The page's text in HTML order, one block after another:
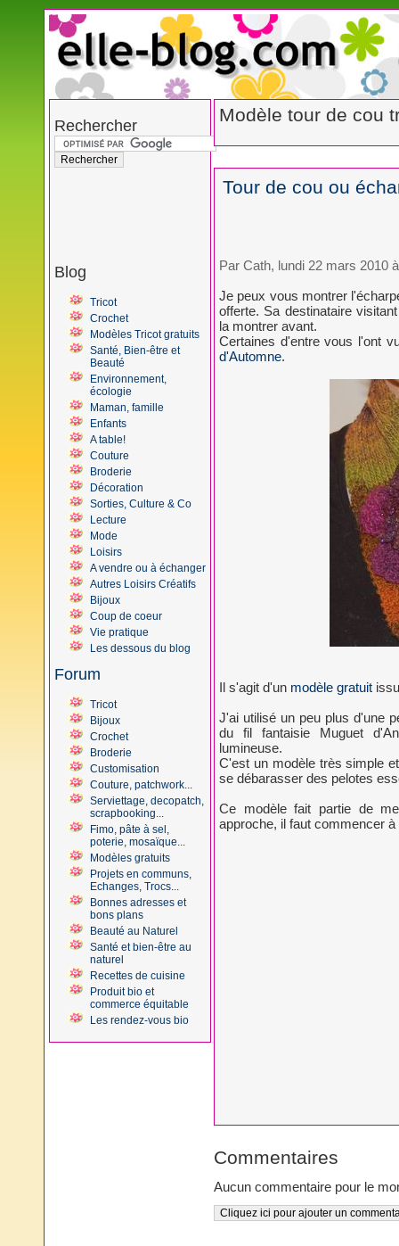
Rechercher
Blog
Tricot
Crochet
Modèles Tricot gratuits
Santé, Bien-être et
Beauté
Environnement,
écologie
Maman, famille
Enfants
A table!
Couture
Broderie
Décoration
Sorties, Culture & Co
Lecture
Mode
Loisirs
A vendre ou à échanger
Autres Loisirs Créatifs
Bijoux
Coup de coeur
Vie pratique
Les dessous du blog
Forum
Tricot
Bijoux
Crochet
Broderie
Customisation
Couture, patchwork...
Serviettage, decopatch,
scrapbooking...
Fimo, pâte à sel,
poterie, mosaïque...
Modèles gratuits
Projets en communs,
Echanges, Trocs...
Bonnes adresses et
bons plans
Beauté au Naturel
Santé et bien-être au
naturel
Recettes de cuisine
Produit bio et
commerce équitable
Les rendez-vous bio
Modèle tour de cou
Tour de cou ou
Par Cath, lundi 22 mars 2010
Je peux vous montrer
offerte. Sa destinataire
la montrer avant.
Certaines d'entre vous l'ont
d'Automne.
Il s'agit d'un modèle gratuit
J'ai utilisé un peu plus d'une
du fil fantaisie Muguet
lumineuse.
C'est un modèle très simple
se débarasser des pelotes
Ce modèle fait partie de
approche, il faut commencer
Commentaires
Aucun commentaire pour le